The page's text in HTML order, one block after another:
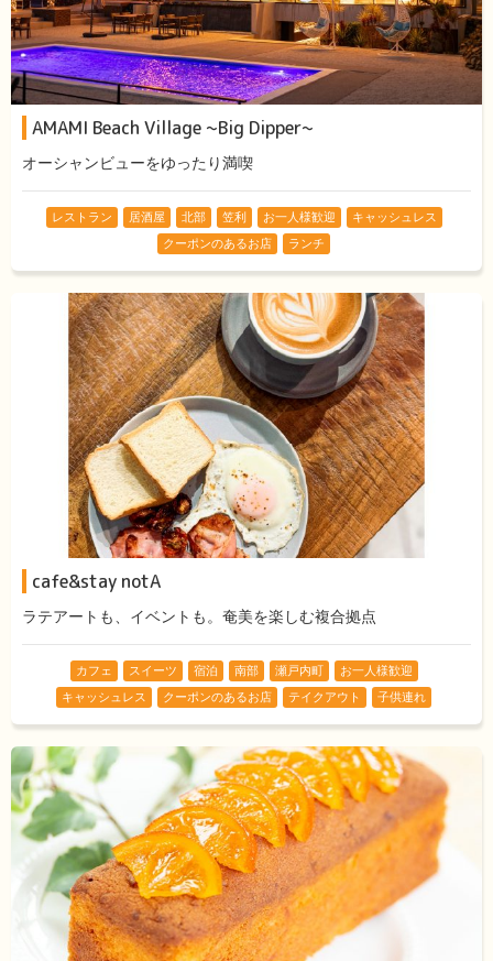
AMAMI Beach Village ~Big Dipper~
オーシャンビューをゆったり満喫
レストラン 居酒屋 北部 笠利 お一人様歓迎
キャッシュレス
クーポンのあるお店
ランチ
cafe&stay notA
ラテアートも、イベントも。奄美を楽しむ複合拠点
カフェ スイーツ 宿泊 南部 瀬戸内町
お一人様歓迎
キャッシュレス
クーポンのあるお店 テイクアウト 子供連れ